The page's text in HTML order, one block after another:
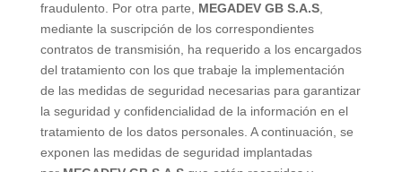
fraudulento. Por otra parte, MEGADEV GB S.A.S,
mediante la suscripción de los correspondientes
contratos de transmisión, ha requerido a los encargados
del tratamiento con los que trabaje la implementación
de las medidas de seguridad necesarias para garantizar
la seguridad y confidencialidad de la información en el
tratamiento de los datos personales. A continuación, se
exponen las medidas de seguridad implantadas